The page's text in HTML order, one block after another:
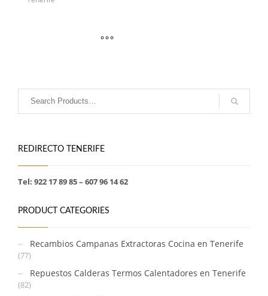
REDIRECTO TENERIFE
Tel: 922 17 89 85 – 607 96 14 62
PRODUCT CATEGORIES
Recambios Campanas Extractoras Cocina en Tenerife
(77)
Repuestos Calderas Termos Calentadores en Tenerife
(82)